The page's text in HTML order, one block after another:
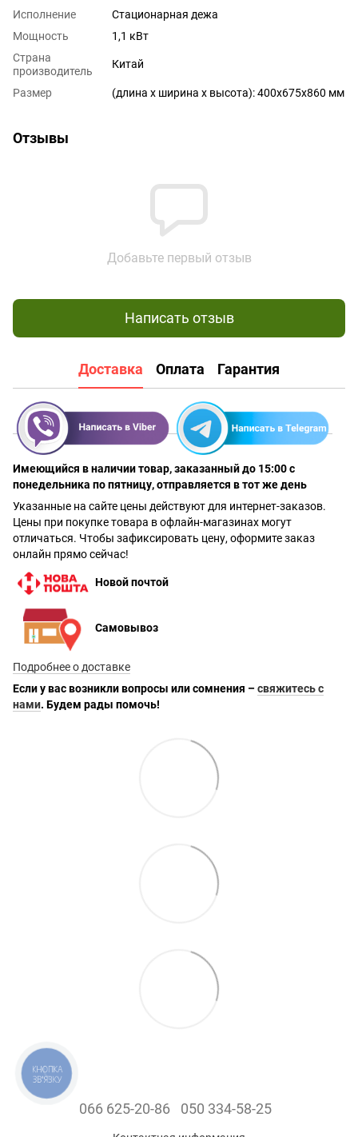
Исполнение
Стационарная дежа
Мощность
1,1 кВт
Страна
производитель
Китай
Размер (длина х ширина х высота): 400x675x860 мм
Отзывы
Добавьте первый отзыв
Написать отзыв
Доставка Оплата Гарантия
Имеющийся в наличии товар, заказанный до 15:00 с
понедельника по пятницу, отправляется в тот же день
Указанные на сайте цены действуют для интернет-заказов.
Цены при покупке товара в офлайн-магазинах могут
отличаться. Чтобы зафиксировать цену, оформите заказ
онлайн прямо сейчас!
Новой почтой
Самовывоз
Подробнее о доставке
Если у вас возникли вопросы или сомнения –свяжитесь с
нами. Будем рады помочь!
066 625-20-86 050 334-58-25
КНОПКА
ЗВ'ЯЗКУ